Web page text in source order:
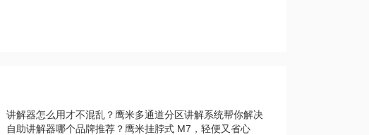
讲解器怎么用才不混乱？鹰米多通道分区讲解系统帮你解决
自助讲解器哪个品牌推荐？鹰米挂脖式 M7，轻便又省心